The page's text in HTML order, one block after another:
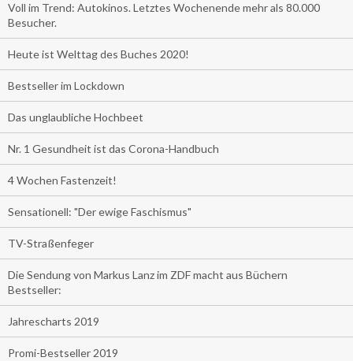
Voll im Trend: Autokinos. Letztes Wochenende mehr als 80.000
Besucher.
Heute ist Welttag des Buches 2020!
Bestseller im Lockdown
Das unglaubliche Hochbeet
Nr. 1 Gesundheit ist das Corona-Handbuch
4 Wochen Fastenzeit!
Sensationell: "Der ewige Faschismus"
TV-Straßenfeger
Die Sendung von Markus Lanz im ZDF macht aus Büchern
Bestseller:
Jahrescharts 2019
Promi-Bestseller 2019